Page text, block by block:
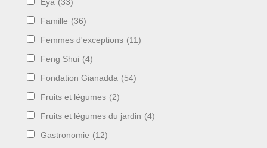
Eya (33)
Famille (36)
Femmes d'exceptions (11)
Feng Shui (4)
Fondation Gianadda (54)
Fruits et légumes (2)
Fruits et légumes du jardin (4)
Gastronomie (12)